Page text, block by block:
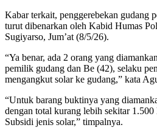
Kabar terkait, penggerebekan gudang
turut dibenarkan oleh Kabid Humas
Sugiyarso, Jum’at (8/5/26).
“Ya benar, ada 2 orang yang
pemilik gudang dan Be (42), selaku
mengangkut solar ke gudang,” kata
“Untuk barang buktinya yang
dengan total kurang lebih sekitar
Subsidi jenis solar,” timpalnya.